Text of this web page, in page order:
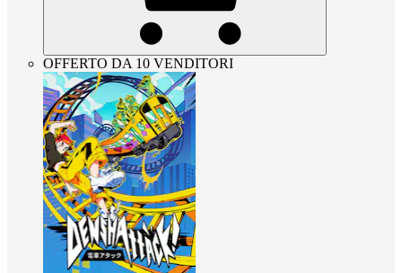
OFFERTO DA 10 VENDITORI